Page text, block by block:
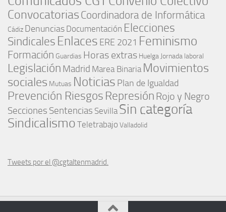
Convocatorias Coordinadora de Informática
Cádiz Denuncias Documentación Elecciones
Sindicales Enlaces ERE 2021 Feminismo
Formación Guardias Horas extras Huelga Jornada laboral
Legislación Madrid Marea Binaria Movimientos
sociales Mutuas Noticias Plan de Igualdad
Prevención Riesgos Represión Rojo y Negro
Secciones Sentencias Sevilla Sin categoría
Sindicalismo Teletrabajo Valladolid
Tweets por el @cgtaltenmadrid.